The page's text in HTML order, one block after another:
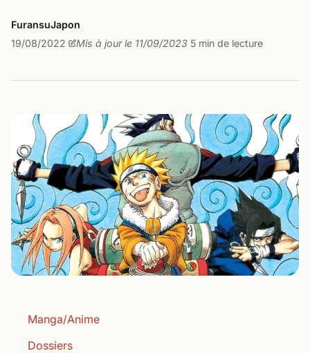
FuransuJapon
19/08/2022· Mis à jour le 11/09/2023· 5 min de lecture
Manga/Anime
Dossiers